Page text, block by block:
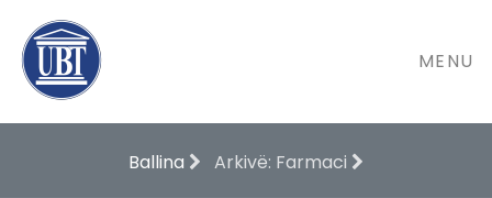
MENU
Ballina Arkivë: Farmaci